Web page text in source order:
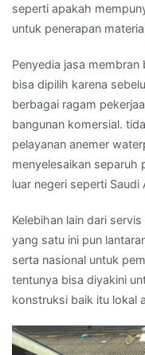
seperti apakah
untuk penerapan
Penyedia jasa
bisa dipilih karena
berbagai ragam
bangunan komersial.
pelayanan anemer
menyelesaikan
luar negeri seperti Saudi
Kelebihan lain dari
yang satu ini pun
serta nasional untuk
tentunya bisa diyakini
konstruksi baik itu lokal